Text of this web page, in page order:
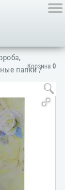
Корзина 0
папки/